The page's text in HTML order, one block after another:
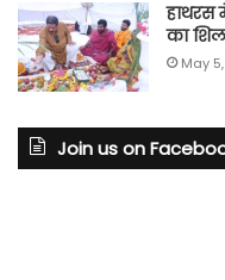
हाथरस
का
May
Join us on